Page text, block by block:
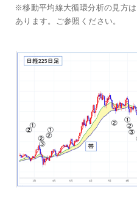
※移動平均線大循環分析の見方
あります。ご参照ください。